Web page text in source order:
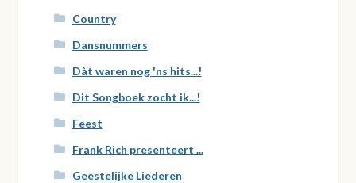
Country
Dansnummers
Dàt waren nog 'ns hits...!
Dit Songboek zocht ik...!
Feest
Frank Rich presenteert ...
Geestelijke Liederen